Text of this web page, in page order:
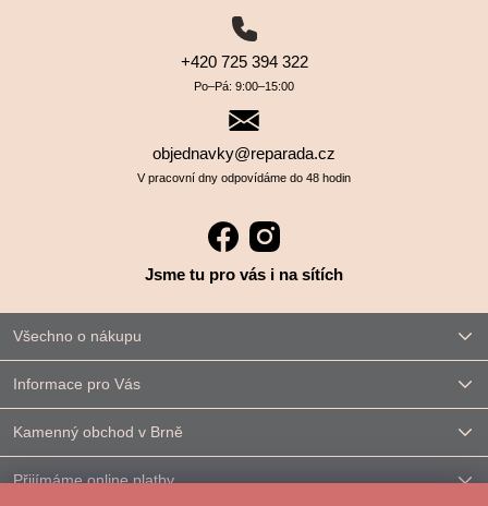
+420 725 394 322
Po–⁠⁠⁠⁠⁠⁠Pá: 9:00–⁠⁠⁠⁠⁠⁠15:00
objednavky@reparada.cz
V pracovní dny odpovídáme do 48 hodin
Jsme tu pro vás i na sítích
Všechno o nákupu
Informace pro Vás
Kamenný obchod v Brně
Přijímáme online platby